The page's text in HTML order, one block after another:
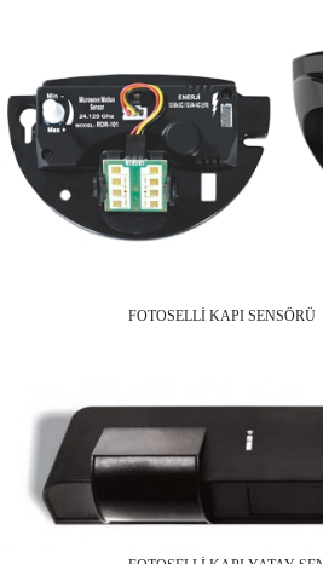
FOTOSELLİ KAPI SENSÖRÜ